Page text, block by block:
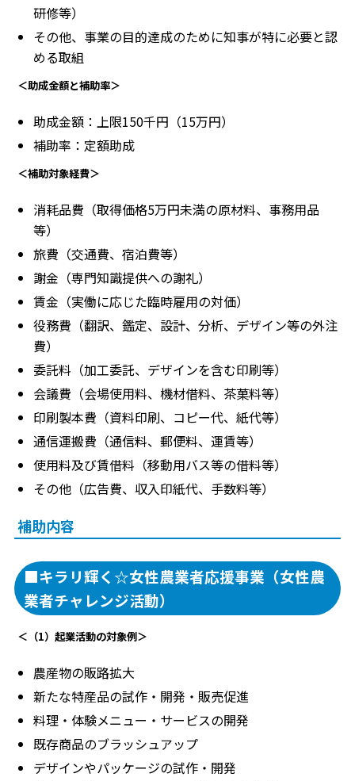
研修等）
その他、事業の目的達成のために知事が特に必要と認
める取組
＜助成金額と補助率＞
助成金額：上限150千円（15万円）
補助率：定額助成
＜補助対象経費＞
消耗品費（取得価格5万円未満の原材料、事務用品
等）
旅費（交通費、宿泊費等）
謝金（専門知識提供への謝礼）
賃金（実働に応じた臨時雇用の対価）
役務費（翻訳、鑑定、設計、分析、デザイン等の外注
費）
委託料（加工委託、デザインを含む印刷等）
会議費（会場使用料、機材借料、茶菓料等）
印刷製本費（資料印刷、コピー代、紙代等）
通信運搬費（通信料、郵便料、運賃等）
使用料及び賃借料（移動用バス等の借料等）
その他（広告費、収入印紙代、手数料等）
補助内容
■キラリ輝く☆女性農業者応援事業（女性農
業者チャレンジ活動）
＜（1）起業活動の対象例＞
農産物の販路拡大
新たな特産品の試作・開発・販売促進
料理・体験メニュー・サービスの開発
既存商品のブラッシュアップ
デザインやパッケージの試作・開発